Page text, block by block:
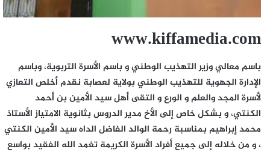
www.kiffamedia.com
باسم معالي وزير التهذيب الوطني و باسم الأسرة التربوية، وباسم
الإدارة الجهوية للتهذيب الوطني بولاية لعصابة نقدم أخلص التعازي
لأسرة المجد والعلم و الورع و التقى أهل سيد الأمين بن أحمد
الكنتي، و بشكل خاص إلى الأخ مدير الدروس بثانوية الامتياز الأستاذ
محمد إبراهيم بمناسبة رحمة الوالد الفاضل الداه سيد الأمين الكنتي
، و من خلاله إلى جميع أفراد الأسرة الكريمة تغمد الله الفقيد بواسع